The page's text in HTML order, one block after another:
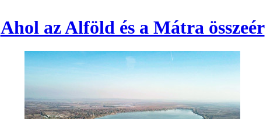
Ahol az Alföld és a Mátra összeér